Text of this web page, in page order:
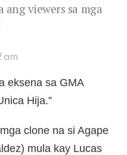
viewers sa mga
am
eksena sa GMA
Hija.”
clone na si Agape
mula kay Lucas